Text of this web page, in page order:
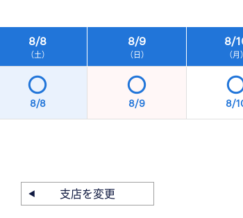
8/8
（土）
8/9
（日）
8/
（月）
8/8 8/9 8/
支店を変更